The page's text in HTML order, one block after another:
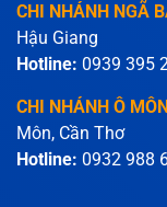
CHI NHÁNH NGÃ
Hậu Giang
Hotline: 0939 395
CHI NHÁNH Ô
Môn, Cần Thơ
Hotline: 0932 988